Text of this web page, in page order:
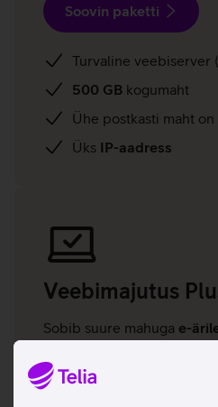
Soovin paketti
Turvaline veebiserver
500 GBkogumaht
Ühe postkasti maht on
Üks IP-aadress
Veebimajutus
Sobib suure mahuga e-
28,80 €/kuu + km